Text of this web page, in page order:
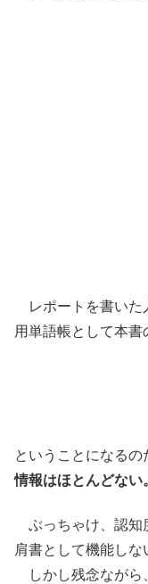
レポートを書いた
用単語帳として本書
ということになるの
情報はほとんどない
ぶっちゃけ、認知
肩書として機能しな
しかし残念ながら